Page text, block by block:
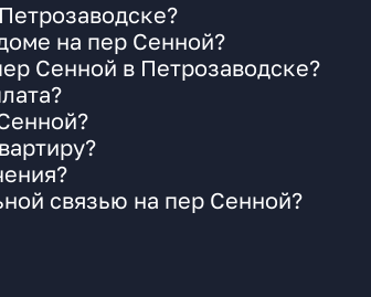
на пер Сенной?
Сенной в Петрозаводске?
связью на пер Сенной?